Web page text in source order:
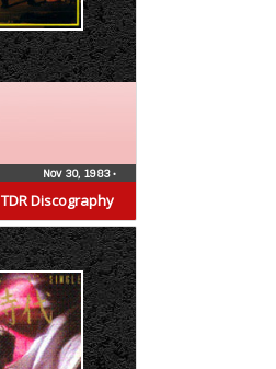
TDR Discography
Nov 30, 1983•